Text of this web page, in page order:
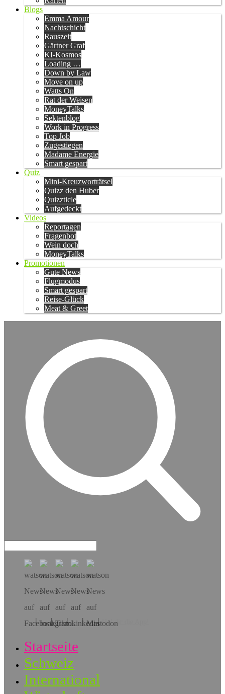
Blogs
Emma Amour
Nachtschicht
Rauszeit
Gärtner Graf
KI-Kosmos
Loading …
Down by Law
Move on up
Watts On
Rat der Weisen
MoneyTalks
Sektenblog
Work in Progress
Top Job
Zugestiegen
Madame Energie
Smart gespart
Quiz
Mini-Kreuzworträtsel
Quizz den Huber
Quizzticle
Aufgedeckt
Videos
Reportagen
Fragenbot
Wein doch
MoneyTalks
Promotionen
Gute News
Flugmodus
Smart gespart
Reise-Glück
Meat & Greet
Hol dir die App!
Startseite
Schweiz
International